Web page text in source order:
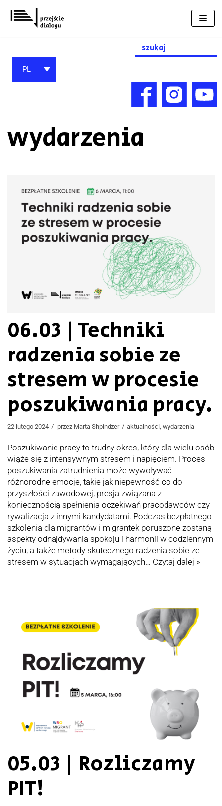
Przejdź
do
Search
for:
PL
wydarzenia
06.03 | Techniki
radzenia sobie ze
stresem w procesie
poszukiwania pracy.
22 lutego 2024 przez Marta Shpindzer aktualności, wydarzenia
Poszukiwanie pracy to trudny okres, który dla wielu osób
wiąże się z intensywnym stresem i napięciem. Proces
poszukiwania zatrudnienia może wywoływać
różnorodne emocje, takie jak niepewność co do
przyszłości zawodowej, presja związana z
koniecznością spełnienia oczekiwań pracodawców czy
rywalizacja z innymi kandydatami. Podczas bezpłatnego
szkolenia dla migrantów i migrantek poruszone zostaną
aspekty odnajdywania spokoju i harmonii w codziennym
życiu, a także metody skutecznego radzenia sobie ze
stresem w sytuacjach wymagających… Czytaj dalej »
05.03 | Rozliczamy
PIT!